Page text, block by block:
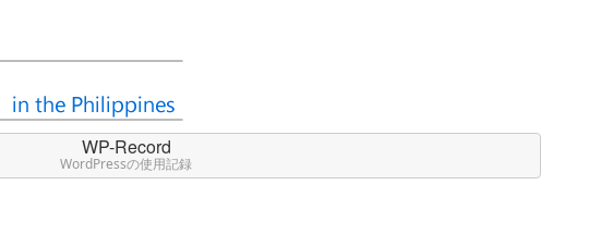
WP-Record
WordPressの使用記録